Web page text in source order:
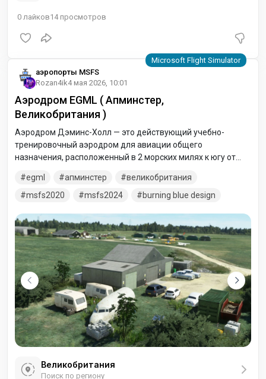
0 лайков14просмотров
аэропорты MSFS
Rozan4ik4 мая 2026, 10:01
Аэродром EGML ( Апминстер,
Великобритания )
Аэродром Дэминс-Холл — это действующий учебно-
тренировочный аэродром для авиации общего
назначения, расположенный в 2 морских милях к югу от
немного ближе к Авели, к югу от него.
egml апминстер
великобритания
msfs2020
msfs2024 burning blue design
Великобритания
Поиск по региону